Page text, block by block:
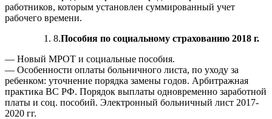
работников, которым установлен суммированный учет
рабочего времени.
8.Пособия по социальному страхованию 2018 г.
— Новый МРОТ и социальные пособия.
— Особенности оплаты больничного листа, по уходу за
ребенком: уточнение порядка замены годов. Арбитражная
практика ВС РФ. Порядок выплаты одновременно заработной
платы и соц. пособий. Электронный больничный лист 2017-
2020 гг.